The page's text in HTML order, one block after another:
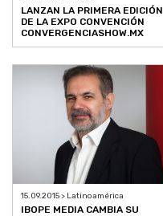
LANZAN LA PRIMERA EDICIÓN
DE LA EXPO CONVENCIÓN
CONVERGENCIASHOW.MX
15.09.2015 > Latinoamérica
IBOPE MEDIA CAMBIA SU